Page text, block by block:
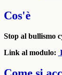
Cos'è
Stop al bullismo
Link al modulo: